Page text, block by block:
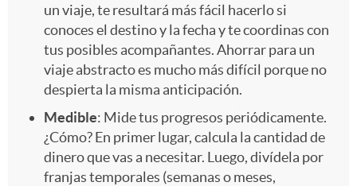
s
o
s
un viaje, te resultará más fácil hacerlo si
conoces el destino y la fecha y te coordinas con
tus posibles acompañantes. Ahorrar para un
viaje abstracto es mucho más difícil porque no
despierta la misma anticipación.
Medible: Mide tus progresos periódicamente.
¿Cómo? En primer lugar, calcula la cantidad de
dinero que vas a necesitar. Luego, divídela por
franjas temporales (semanas o meses,